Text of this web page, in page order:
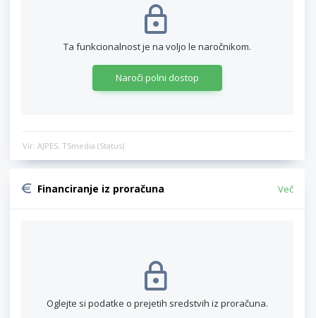
Ta funkcionalnost je na voljo le naročnikom.
Naroči polni dostop
Vir: AJPES, TSmedia (Status)
Financiranje iz proračuna Več
Oglejte si podatke o prejetih sredstvih iz proračuna.